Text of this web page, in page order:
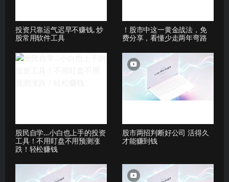
投资只靠运气迟早不赚钱, 炒
股常用软件工具
！股市中这一黄金战法，免
费分享，看懂少走两年弯路
股民自学…小白也上手的投资
工具！不用盯盘不用预测涨
跌！轻松赚钱
股市两招判断好公司 活得久
才能赚到钱